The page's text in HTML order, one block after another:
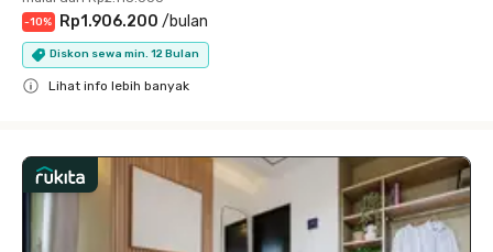
-10% Rp1.906.200 /bulan
Diskon sewa min. 12 Bulan
Lihat info lebih banyak